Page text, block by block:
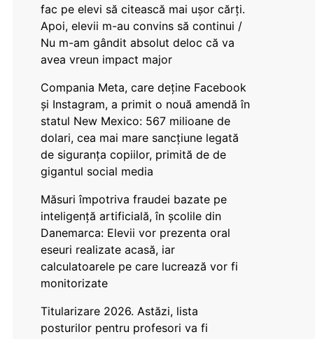
fac pe elevi să citească mai ușor cărți.
Apoi, elevii m-au convins să continui /
Nu m-am gândit absolut deloc că va
avea vreun impact major
Compania Meta, care deține Facebook
și Instagram, a primit o nouă amendă în
statul New Mexico: 567 milioane de
dolari, cea mai mare sancțiune legată
de siguranța copiilor, primită de de
gigantul social media
Măsuri împotriva fraudei bazate pe
inteligență artificială, în școlile din
Danemarca: Elevii vor prezenta oral
eseuri realizate acasă, iar
calculatoarele pe care lucrează vor fi
monitorizate
Titularizare 2026. Astăzi, lista
posturilor pentru profesori va fi